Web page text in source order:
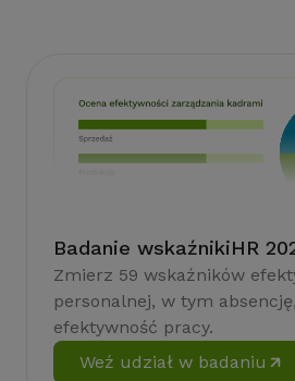
Badanie wskaźnikiHR
Zmierz 59 wskaźników
personalnej, w tym
efektywność pracy.
Weź udział w badaniu